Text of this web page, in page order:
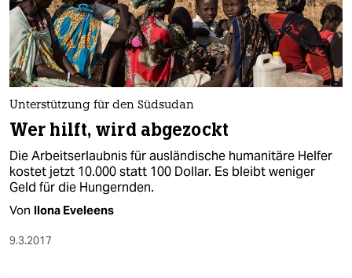
Unterstützung für den Südsudan
Wer hilft, wird abgezockt
Die Arbeitserlaubnis für ausländische humanitäre Helfer
kostet jetzt 10.000 statt 100 Dollar. Es bleibt weniger
Geld für die Hungernden.
Von Ilona Eveleens
9.3.2017